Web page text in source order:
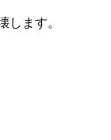
ます。